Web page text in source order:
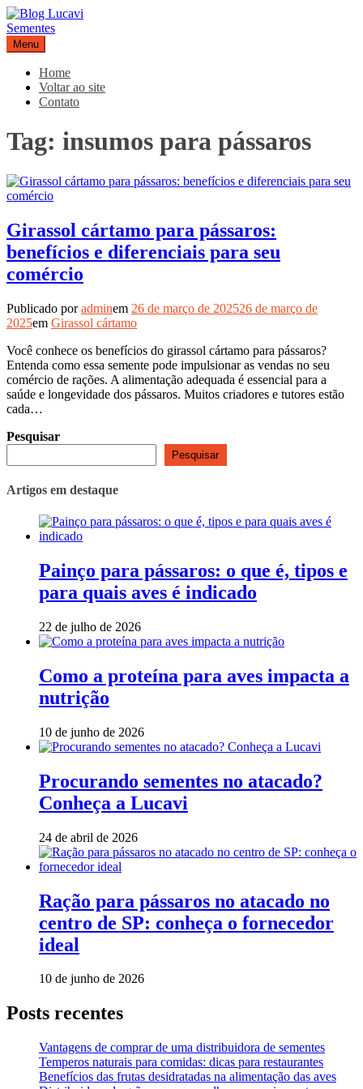
Pular
para
conteúdo
Blog Lucavi Sementes
Menu
Home
Voltar ao site
Contato
Tag: insumos para pássaros
Girassol cártamo para pássaros:
benefícios e diferenciais para seu
comércio
Publicado poradminem 26 de março de 202526 de março de
2025em Girassol cártamo
Você conhece os benefícios do girassol cártamo para pássaros?
Entenda como essa semente pode impulsionar as vendas no seu
comércio de rações. A alimentação adequada é essencial para a
saúde e longevidade dos pássaros. Muitos criadores e tutores estão
cada…
Pesquisar
Pesquisar
Artigos em destaque
Painço para pássaros: o que é, tipos e
para quais aves é indicado
22 de julho de 2026
Como a proteína para aves impacta a
nutrição
10 de junho de 2026
Procurando sementes no atacado?
Conheça a Lucavi
24 de abril de 2026
Ração para pássaros no atacado no
centro de SP: conheça o fornecedor
ideal
10 de junho de 2026
Posts recentes
Vantagens de comprar de uma distribuidora de sementes
Temperos naturais para comidas: dicas para restaurantes
Benefícios das frutas desidratadas na alimentação das aves